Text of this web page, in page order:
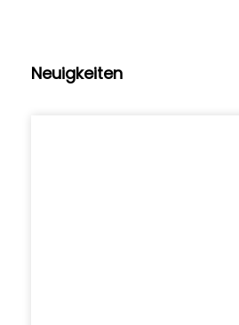
Neuigkeiten